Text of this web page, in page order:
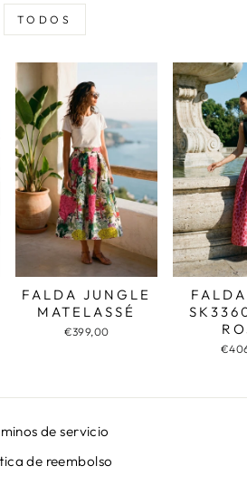
TODOS
FALDA JUNGLE
MATELASSÉ
€399,00
de servicio
de reembolso